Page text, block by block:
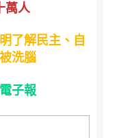
萬人
了解民主、自
洗腦
子報